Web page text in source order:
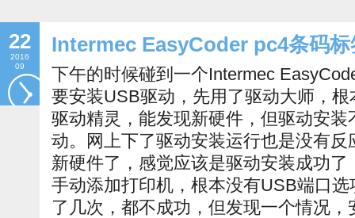
22
2016
09
Intermec EasyCoder pc4条码
下午的时候碰到一个Intermec
要安装USB驱动，先用了驱动大师，
驱动精灵，能发现新硬件，但驱动安
动。网上下了驱动安装运行也是没有
新硬件了，感觉应该是驱动安装成功
手动添加打印机，根本没有USB端口
了几次，都不成功，但发现一个情况